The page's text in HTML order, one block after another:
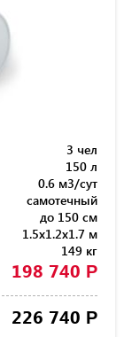
3 чел
150 л
0.6 м3/сут
самотечный
до 150 см
1.5x1.2x1.7 м
149 кг
198 740 Р
226 740 Р